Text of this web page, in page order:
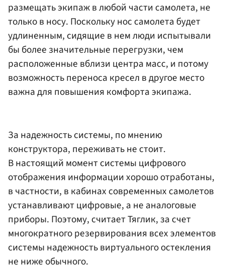
размещать экипаж в любой части самолета, не
только в носу. Поскольку нос самолета будет
удлиненным, сидящие в нем люди испытывали
бы более значительные перегрузки, чем
расположенные вблизи центра масс, и потому
возможность переноса кресел в другое место
важна для повышения комфорта экипажа.
За надежность системы, по мнению
конструктора, переживать не стоит.
В настоящий момент системы цифрового
отображения информации хорошо отработаны,
в частности, в кабинах современных самолетов
устанавливают цифровые, а не аналоговые
приборы. Поэтому, считает Тяглик, за счет
многократного резервирования всех элементов
системы надежность виртуального остекления
не ниже обычного.